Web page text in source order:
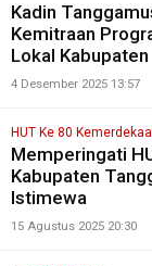
Kadin
Kemitraan
Lokal Kabupaten
4 Desember 2025 13:57
HUT Ke 80
Memperingati
Kabupaten
Istimewa
15 Agustus 2025 20:30